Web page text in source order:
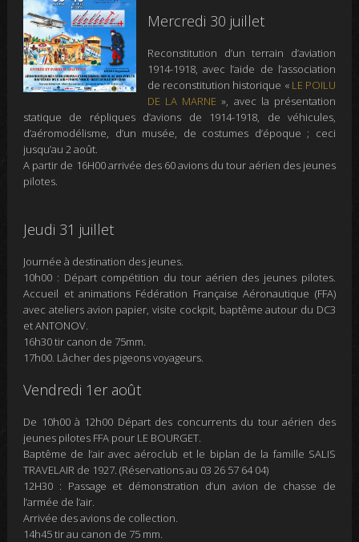
Mercredi 30 juillet
Reconstitution d’un terrain d’aviation
1914-1918, avec l’aide de l’association
de reconstitution historique « LE POILU
DE LA MARNE», avec la présentation
statique de répliques d’avions de 1914-1918, de véhicules,
d’aéromodélisme, d’un musée, de costumes d’époque ; ceci
jusqu’au 2 août.
A partir de 16H00 arrivée des 60 avions du tour aérien des jeunes
pilotes.
Jeudi 31 juillet
Journée à destination des jeunes.
10h00 : Départ compétition du tour aérien des jeunes pilotes.
Accueil et animations Fédération Française Aéronautique (FFA)
avec ateliers avion papier, visite cockpit, baptême autour du DC3
et ANTONOV.
16h30 tir canon de 75mm.
17h00. Lâcher des pigeons voyageurs.
Vendredi 1er août
De 10h00 à 12h00 Départ des concurrents du tour aérien des
jeunes pilotes FFA pour LE BOURGET.
Baptême de l’air avec aéroclub et le biplan de la famille SALIS
TRAVELAIR de 1927. (Réservations au 03 26 57 64 04)
12H30 : Passage et démonstration d’un avion de chasse de
l’armée de l’air.
Arrivée des avions de collection.
14h45 tir au canon de 75 mm.